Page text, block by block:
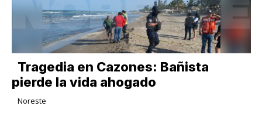
Tragedia en Cazones: Bañista
pierde la vida ahogado
Noreste